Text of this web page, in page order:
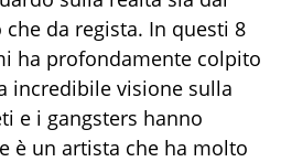
da regista. In questi 8
ha profondamente colpito
incredibile visione sulla
e i gangsters hanno
è un artista che ha molto